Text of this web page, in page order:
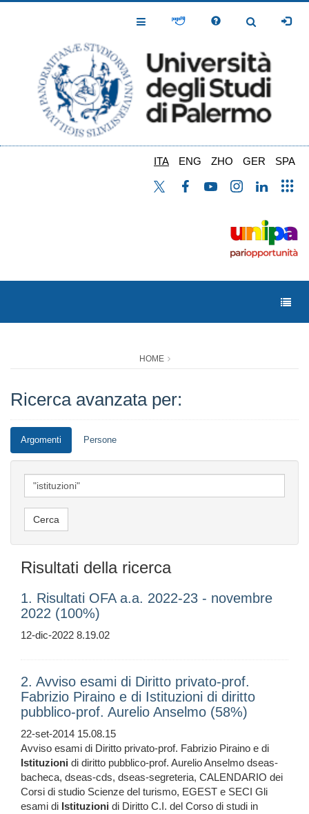
Toggle
Toggle
ITA ENG ZHO GER SPA
HOME
Ricerca avanzata per:
Argomenti Persone
Risultati della ricerca
1. Risultati OFA a.a. 2022-23 - novembre
2022 (100%)
12-dic-2022 8.19.02
2. Avviso esami di Diritto privato-prof.
Fabrizio Piraino e di Istituzioni di diritto
pubblico-prof. Aurelio Anselmo (58%)
22-set-2014 15.08.15
Avviso esami di Diritto privato-prof. Fabrizio Piraino e di
Istituzioni di diritto pubblico-prof. Aurelio Anselmo dseas-
bacheca, dseas-cds, dseas-segreteria, CALENDARIO dei
Corsi di studio Scienze del turismo, EGEST e SECI Gli
esami di Istituzioni di Diritto C.I. del Corso di studi in